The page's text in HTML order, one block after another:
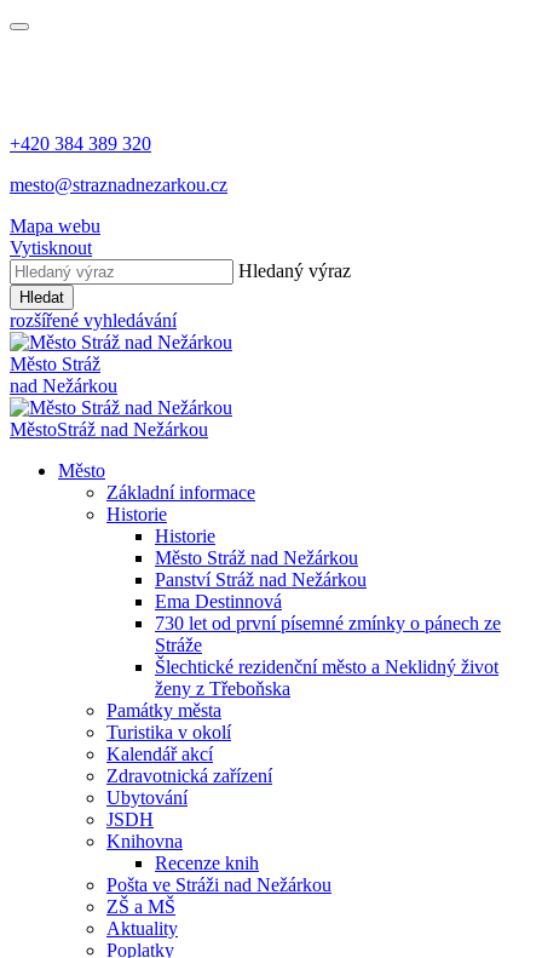
+420 384 389 320
mesto@straznadnezarkou.cz
Mapa webu
Vytisknout
Hledaný výraz
Hledat
rozšířené vyhledávání
Město Stráž
nad Nežárkou
MěstoStráž nad Nežárkou
Město
Základní informace
Historie
Historie
Město Stráž nad Nežárkou
Panství Stráž nad Nežárkou
Ema Destinnová
730 let od první písemné zmínky o pánech ze
Stráže
Šlechtické rezidenční město a Neklidný život
ženy z Třeboňska
Památky města
Turistika v okolí
Kalendář akcí
Zdravotnická zařízení
Ubytování
JSDH
Knihovna
Recenze knih
Pošta ve Stráži nad Nežárkou
ZŠ a MŠ
Aktuality
Poplatky